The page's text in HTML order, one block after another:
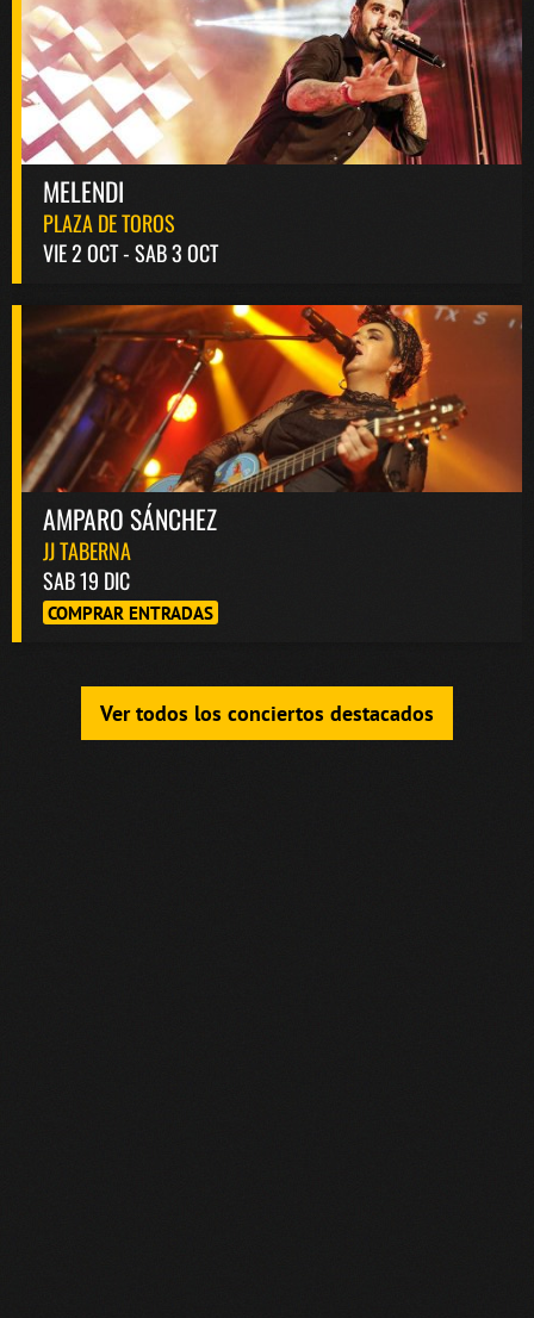
MELENDI
PLAZA DE TOROS
VIE 2 OCT - SAB 3 OCT
AMPARO SÁNCHEZ
JJ TABERNA
SAB 19 DIC
COMPRAR ENTRADAS
Ver todos los conciertos destacados